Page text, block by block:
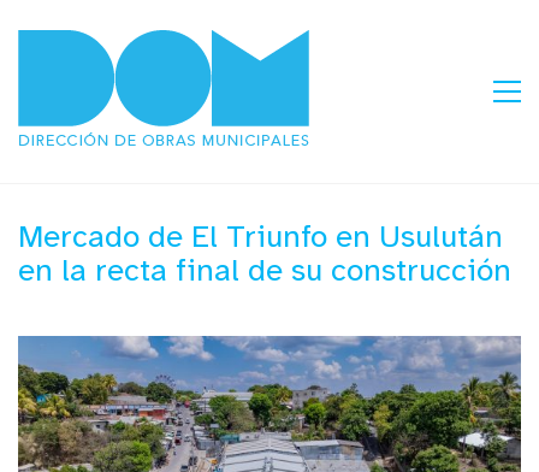
Mercado de El Triunfo en Usulután
en la recta final de su construcción